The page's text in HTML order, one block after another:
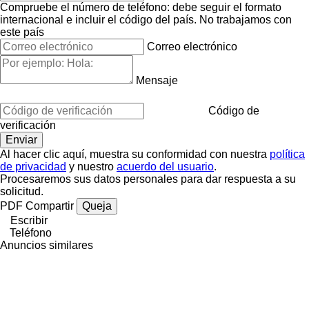
Compruebe el número de teléfono: debe seguir el formato
internacional e incluir el código del país. No trabajamos con
este país
Correo electrónico
Mensaje
Código de
verificación
Al hacer clic aquí, muestra su conformidad con nuestra política
de privacidad y nuestro acuerdo del usuario.
Procesaremos sus datos personales para dar respuesta a su
solicitud.
PDF Compartir
Queja
Escribir
Teléfono
Anuncios similares